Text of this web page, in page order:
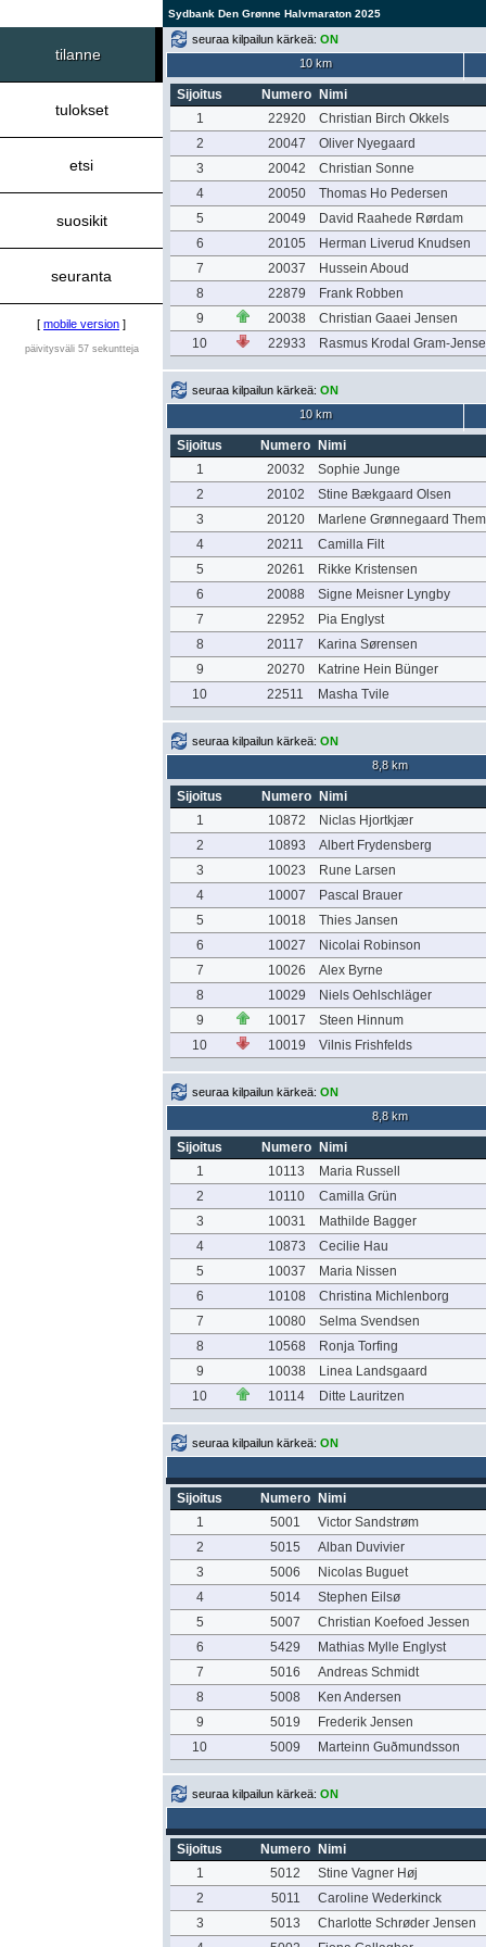
Sydbank Den Grønne Halvmaraton 2025
tilanne
tulokset
etsi
suosikit
seuranta
[ mobile version ]
päivitysväli 57 sekuntteja
seuraa kilpailun kärkeä: ON
10 km
Sijoitus Numero
Nimi
1
22920
Christian Birch Okkels
2
20047
Oliver Nyegaard
3
20042
Christian Sonne
4
20050
Thomas Ho Pedersen
5
20049
David Raahede Rørdam
6
20105
Herman Liverud Knudsen
7
20037
Hussein Aboud
8
22879
Frank Robben
9
20038
Christian Gaaei Jensen
10
22933 Rasmus Krodal Gram-
seuraa kilpailun kärkeä: ON
10 km
Sijoitus Numero
Nimi
1
20032
Sophie Junge
2
20102
Stine Bækgaard Olsen
3
20120
Marlene Grønnegaard Them
4
20211
Camilla Filt
5
20261
Rikke Kristensen
6
20088
Signe Meisner Lyngby
7
22952
Pia Englyst
8
20117
Karina Sørensen
9
20270
Katrine Hein Bünger
10
22511 Masha Tvile
seuraa kilpailun kärkeä: ON
8,8 km
Sijoitus Numero
Nimi
1
10872
Niclas Hjortkjær
2
10893
Albert Frydensberg
3
10023
Rune Larsen
4
10007
Pascal Brauer
5
10018
Thies Jansen
6
10027
Nicolai Robinson
7
10026
Alex Byrne
8
10029
Niels Oehlschläger
9
10017
Steen Hinnum
10
10019 Vilnis Frishfelds
seuraa kilpailun kärkeä: ON
8,8 km
Sijoitus Numero
Nimi
1
10113
Maria Russell
2
10110
Camilla Grün
3
10031
Mathilde Bagger
4
10873
Cecilie Hau
5
10037
Maria Nissen
6
10108
Christina Michlenborg
7
10080
Selma Svendsen
8
10568
Ronja Torfing
9
10038
Linea Landsgaard
10
10114 Ditte Lauritzen
seuraa kilpailun kärkeä: ON
Sijoitus Numero
Nimi
1
5001
Victor Sandstrøm
2
5015
Alban Duvivier
3
5006
Nicolas Buguet
4
5014
Stephen Eilsø
5
5007
Christian Koefoed Jessen
6
5429
Mathias Mylle Englyst
7
5016
Andreas Schmidt
8
5008
Ken Andersen
9
5019
Frederik Jensen
10
5009 Marteinn Guðmundsson
seuraa kilpailun kärkeä: ON
Sijoitus Numero
Nimi
1
5012
Stine Vagner Høj
2
5011
Caroline Wederkinck
3
5013
Charlotte Schrøder Jensen